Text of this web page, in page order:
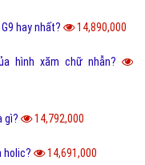
hay nhất? 14,890,000
hình xăm chữ nhẫn?
gì? 14,792,000
holic? 14,691,000